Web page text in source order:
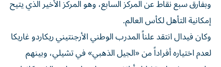
وبفارق سبع نقاط عن المركز السابع، وهو المركز الأخير الذي يتيح
إمكانية التأهل لكأس العالم.
وكان فيدال انتقد علناً المدرب الوطني الأرجنتيني ريكاردو غاريكا
لعدم اختياره أفراداً من «الجيل الذهبي» في تشيلي، وبينهم